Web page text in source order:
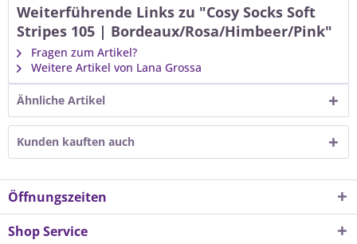
Weiterführende Links zu "Cosy Socks Soft
Stripes 105 | Bordeaux/Rosa/Himbeer/Pink"
Fragen zum Artikel?
Weitere Artikel von Lana Grossa
Ähnliche Artikel
Kunden kauften auch
Öffnungszeiten
Shop Service